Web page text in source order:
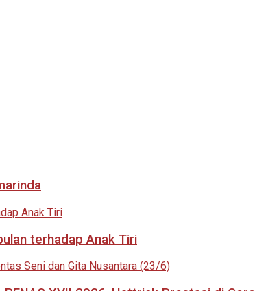
terhadap Anak Tiri